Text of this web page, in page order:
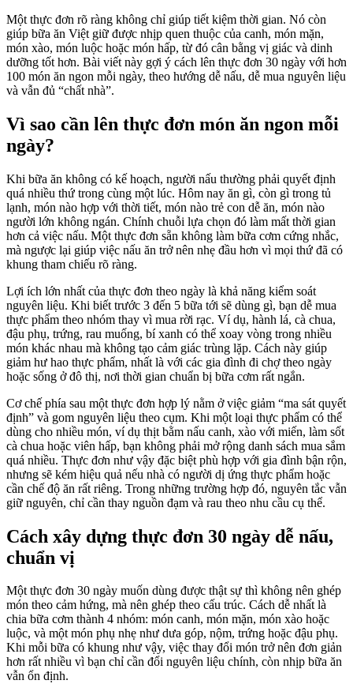
Một thực đơn rõ ràng không chỉ giúp tiết kiệm thời gian. Nó còn
giúp bữa ăn Việt giữ được nhịp quen thuộc của canh, món mặn,
món xào, món luộc hoặc món hấp, từ đó cân bằng vị giác và dinh
dưỡng tốt hơn. Bài viết này gợi ý cách lên thực đơn 30 ngày với hơn
100 món ăn ngon mỗi ngày, theo hướng dễ nấu, dễ mua nguyên liệu
và vẫn đủ “chất nhà”.
Vì sao cần lên thực đơn món ăn ngon mỗi
ngày?
Khi bữa ăn không có kế hoạch, người nấu thường phải quyết định
quá nhiều thứ trong cùng một lúc. Hôm nay ăn gì, còn gì trong tủ
lạnh, món nào hợp với thời tiết, món nào trẻ con dễ ăn, món nào
người lớn không ngán. Chính chuỗi lựa chọn đó làm mất thời gian
hơn cả việc nấu. Một thực đơn sẵn không làm bữa cơm cứng nhắc,
mà ngược lại giúp việc nấu ăn trở nên nhẹ đầu hơn vì mọi thứ đã có
khung tham chiếu rõ ràng.
Lợi ích lớn nhất của thực đơn theo ngày là khả năng kiểm soát
nguyên liệu. Khi biết trước 3 đến 5 bữa tới sẽ dùng gì, bạn dễ mua
thực phẩm theo nhóm thay vì mua rời rạc. Ví dụ, hành lá, cà chua,
đậu phụ, trứng, rau muống, bí xanh có thể xoay vòng trong nhiều
món khác nhau mà không tạo cảm giác trùng lặp. Cách này giúp
giảm hư hao thực phẩm, nhất là với các gia đình đi chợ theo ngày
hoặc sống ở đô thị, nơi thời gian chuẩn bị bữa cơm rất ngắn.
Cơ chế phía sau một thực đơn hợp lý nằm ở việc giảm “ma sát quyết
định” và gom nguyên liệu theo cụm. Khi một loại thực phẩm có thể
dùng cho nhiều món, ví dụ thịt bằm nấu canh, xào với miến, làm sốt
cà chua hoặc viên hấp, bạn không phải mở rộng danh sách mua sắm
quá nhiều. Thực đơn như vậy đặc biệt phù hợp với gia đình bận rộn,
nhưng sẽ kém hiệu quả nếu nhà có người dị ứng thực phẩm hoặc
cần chế độ ăn rất riêng. Trong những trường hợp đó, nguyên tắc vẫn
giữ nguyên, chỉ cần thay nguồn đạm và rau theo nhu cầu cụ thể.
Cách xây dựng thực đơn 30 ngày dễ nấu,
chuẩn vị
Một thực đơn 30 ngày muốn dùng được thật sự thì không nên ghép
món theo cảm hứng, mà nên ghép theo cấu trúc. Cách dễ nhất là
chia bữa cơm thành 4 nhóm: món canh, món mặn, món xào hoặc
luộc, và một món phụ nhẹ như dưa góp, nộm, trứng hoặc đậu phụ.
Khi mỗi bữa có khung như vậy, việc thay đổi món trở nên đơn giản
hơn rất nhiều vì bạn chỉ cần đổi nguyên liệu chính, còn nhịp bữa ăn
vẫn ổn định.